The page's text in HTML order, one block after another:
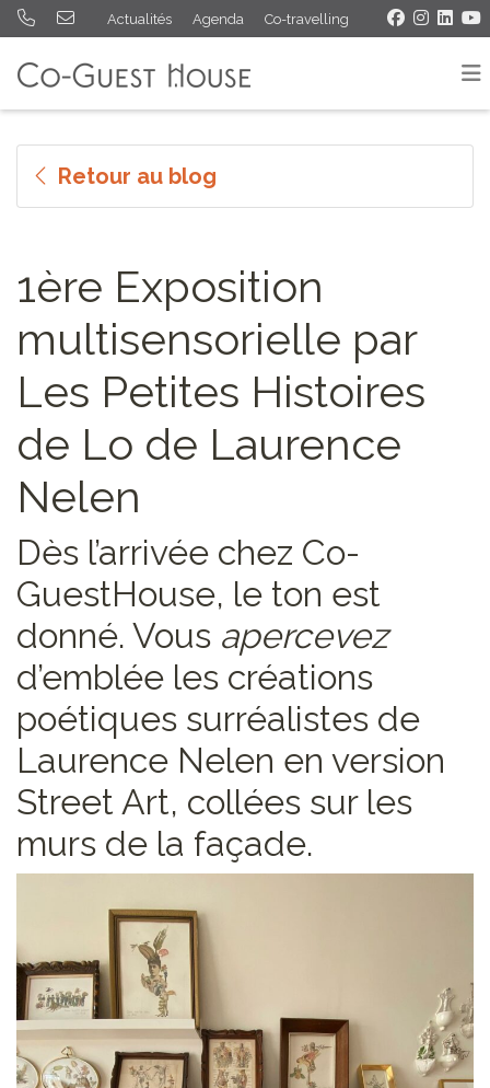
Actualités Agenda Co-travelling
Retour au blog
1ère Exposition
multisensorielle par
Les Petites Histoires
de Lo de Laurence
Nelen
Dès l’arrivée chez Co-
GuestHouse, le ton est
donné. Vous apercevez
d’emblée les créations
poétiques surréalistes de
Laurence Nelen en version
Street Art, collées sur les
murs de la façade.